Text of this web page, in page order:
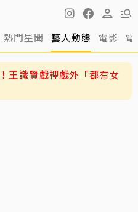
熱門星聞 藝人動態 電影
王識賢戲裡戲外「都有女